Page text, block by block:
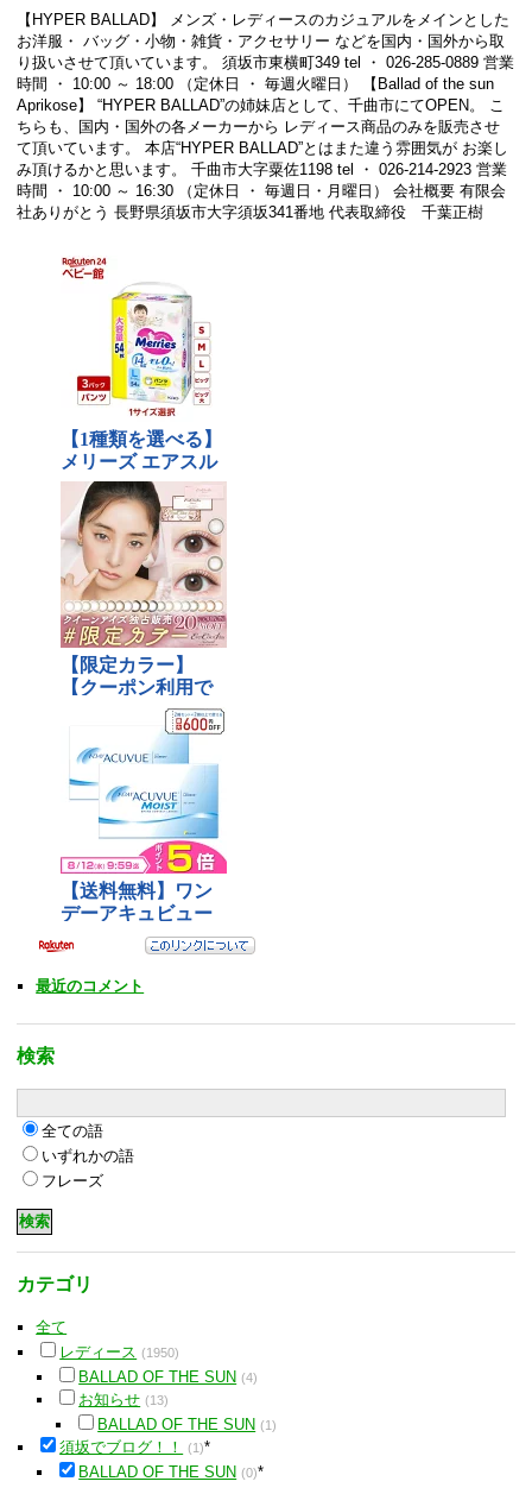
【HYPER BALLAD】 メンズ・レディースのカジュアルをメインとした
お洋服・ バッグ・小物・雑貨・アクセサリー などを国内・国外から取
り扱いさせて頂いています。 須坂市東横町349 tel ・ 026-285-0889 営業
時間 ・ 10:00 ～ 18:00 （定休日 ・ 毎週火曜日） 【Ballad of the sun
Aprikose】 “HYPER BALLAD”の姉妹店として、千曲市にてOPEN。 こ
ちらも、国内・国外の各メーカーから レディース商品のみを販売させ
て頂いています。 本店“HYPER BALLAD”とはまた違う雰囲気が お楽し
み頂けるかと思います。 千曲市大字粟佐1198 tel ・ 026-214-2923 営業
時間 ・ 10:00 ～ 16:30 （定休日 ・ 毎週日・月曜日） 会社概要 有限会
社ありがとう 長野県須坂市大字須坂341番地 代表取締役 千葉正樹
最近のコメント
検索
全ての語
いずれかの語
フレーズ
カテゴリ
全て
レディース (1950)
BALLAD OF THE SUN (4)
お知らせ (13)
BALLAD OF THE SUN (1)
須坂でブログ！！ (1)*
BALLAD OF THE SUN (0)*